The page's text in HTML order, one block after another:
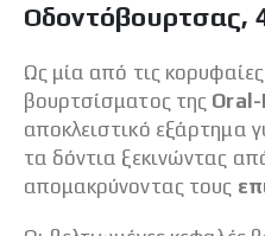
Οδοντόβουρτσας,
Ως μία από τις
βουρτσίσματος της Oral-
αποκλειστικό εξάρτημα
τα δόντια ξεκινώντας
απομακρύνοντας τους